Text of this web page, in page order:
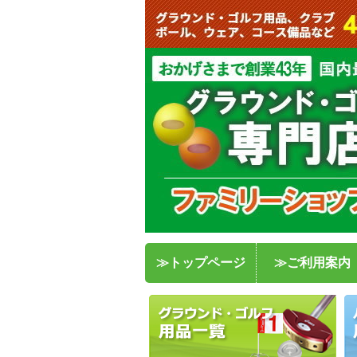
≫トップページ ≫ご利用案内